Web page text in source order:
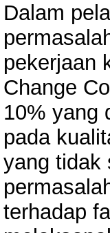
Dalam
pekerjaan
Change
10% yang
pada
yang tidak
terhadap